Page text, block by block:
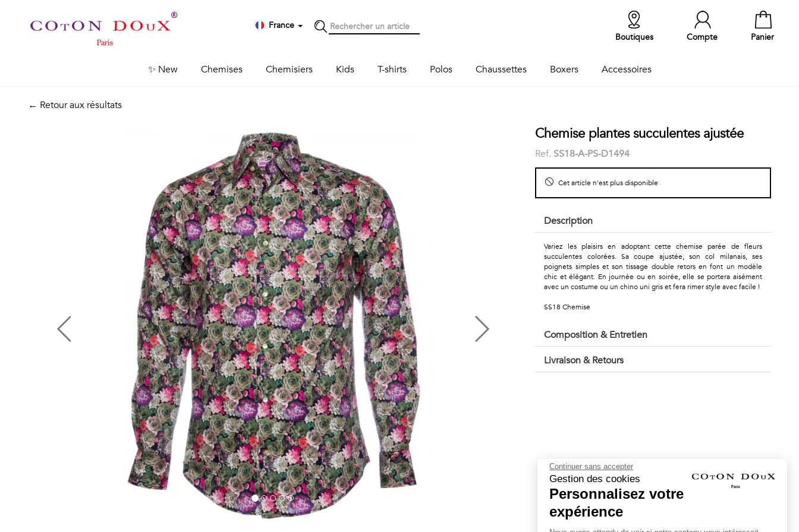
France
Panier
Compte
Boutiques
✨ New Chemises Chemisiers Kids T-shirts Polos Chaussettes Boxers Accessoires
← Retour aux résultats
Chemise plantes succulentes ajustée
Ref. SS18-A-PS-D1494
Cet article n'est plus disponible
Description
Variez les plaisirs en adoptant cette chemise parée de fleurs
succulentes colorées. Sa coupe ajustée, son col milanais, ses
poignets simples et son tissage double retors en font un modèle
chic et élégant. En journée ou en soirée, elle se portera aisément
avec un costume ou un chino uni gris et fera rimer style avec facile !
SS18 Chemise
Composition & Entretien
Livraison & Retours
Continuer sans accepter
Gestion des cookies
Personnalisez votre
expérience